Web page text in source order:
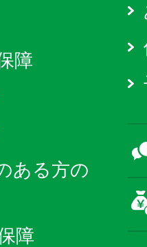
障
ある方の
障